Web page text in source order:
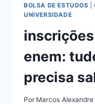
BOLSA DE ESTUDOS |
UNIVERSIDADE
enem:
precisa
Por Marcos Alexandre